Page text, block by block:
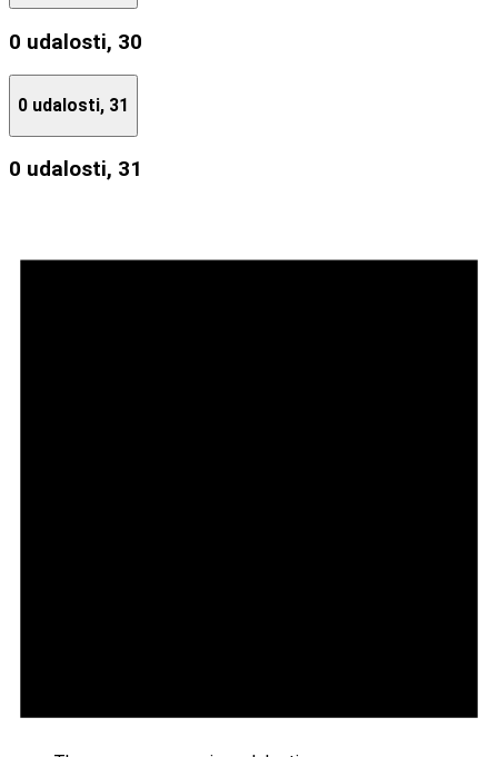
0 udalosti, 30
0 udalosti, 31
0 udalosti, 31